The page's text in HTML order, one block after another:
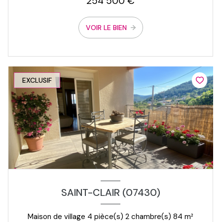
VOIR LE BIEN
EXCLUSIF
SAINT-CLAIR (07430)
Maison de village 4 pièce(s) 2 chambre(s) 84 m²